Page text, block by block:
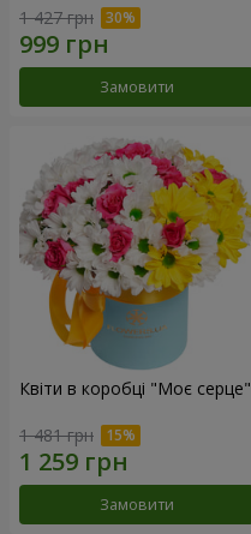
1 427 грн
Замовити
Квіти в коробці "Моє серце"
1 481 грн
Замовити